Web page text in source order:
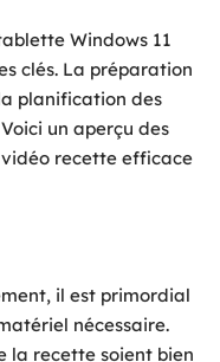
Windows 11
clés. La préparation
planification des
un aperçu des
recette efficace
il est primordial
nécessaire.
la recette soient bien